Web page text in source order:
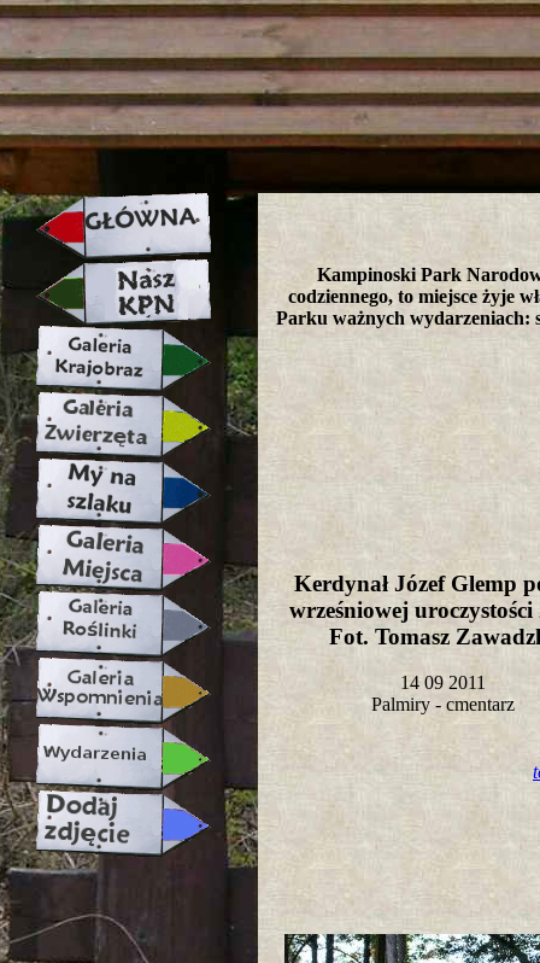
strona w naprawie zapraszamy
Kampinoski Park
codziennego, to miejsce żyje
Parku ważnych wydarzeniach:
Kerdynał Józef Glemp
wrześniowej uroczystości
Fot. Tomasz
14 09 2011
Palmiry - cmentarz